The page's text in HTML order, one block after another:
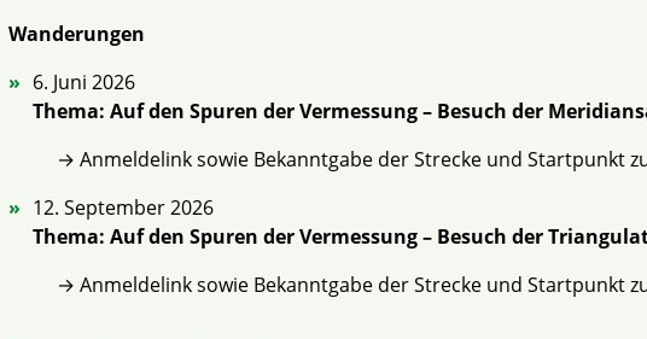
Wanderungen
6. Juni 2026
Thema: Auf den Spuren der Vermessung – Besuch der
→ Anmeldelink sowie Bekanntgabe der Strecke und Startpunkt
12. September 2026
Thema: Auf den Spuren der Vermessung – Besuch der
→ Anmeldelink sowie Bekanntgabe der Strecke und Startpunkt